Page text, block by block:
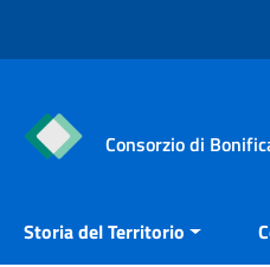
Consorzio di
Storia del Territorio